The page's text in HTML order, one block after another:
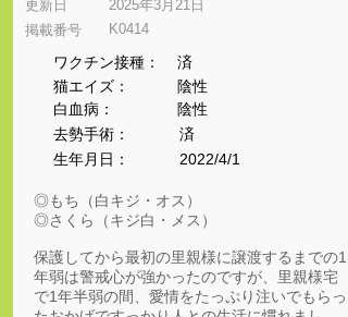
更新日
​掲載番号
2025年3月21日
K0414
ワクチン接種：
猫エイズ：
​白血病：
​去勢手術：
生年月日：
済
陰性
陰性
済
2022/4/1
◎もち（白キジ・オス）
◎さくら（キジ白・メス）
保護してから最初の里親様に譲渡するまでの1
年弱は警戒心が強かったのですが、里親様宅
で1年半弱の間、愛情をたっぷり注いでもらっ